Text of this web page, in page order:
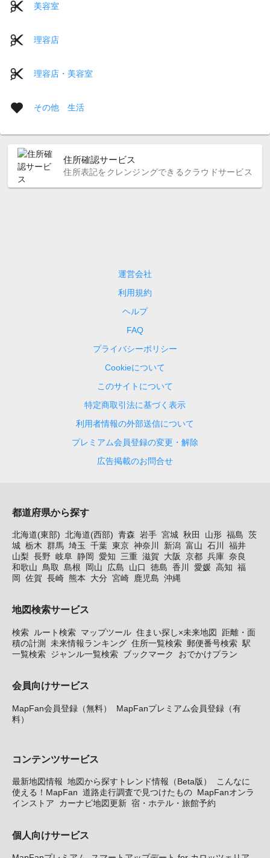
美容室
理容店
理容店・美容室
その他 生活
住所確認サービス
住所表記をクレンジングできるクラウドサービス
運営会社
利用規約
ヘルプ
FAQ
プライバシーポリシー
Cookieについて
このサイトについて
特定商取引法に基づく表示
利用者情報の外部送信について
プレミアム会員登録の変更・解除
広告掲載のお問合せ
都道府県から探す
北海道(東部) 北海道(西部) 青森 岩手 宮城 秋田 山形 福島 茨
城 栃木 群馬 埼玉 千葉 東京 神奈川 新潟 富山 石川
福井
山梨 長野 岐阜 静岡 愛知 三重 滋賀 大阪 京都 兵庫 奈良
和歌山
鳥取 島根 岡山 広島 山口 徳島 香川 愛媛 高知 福
岡
佐賀 長崎 熊本 大分 宮崎 鹿児島 沖縄
地図検索サービス
検索 ルート検索 マップツール 住まい探し×未来地図
距離・面
積の計測
未来情報ランキング 住所一覧検索 郵便番号検索 駅
一覧検索 ジャンル一覧検索 ブックマーク おでかけプラン
会員向けサービス
MapFan会員登録（無料）
MapFanプレミアム会員登録（有
料）
コンテンツサービス
最新地図情報 地図から探すトレンド情報（Beta版）
こんなに
使える！MapFan 道路走行調査で見つけたもの MapFanオンラ
インストア
カーナビ地図更新 宿・ホテル・旅館予約
個人向けサービス